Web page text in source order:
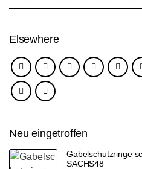
Elsewhere
Neu eingetroffen
Gabelschutzringe
SACHS48